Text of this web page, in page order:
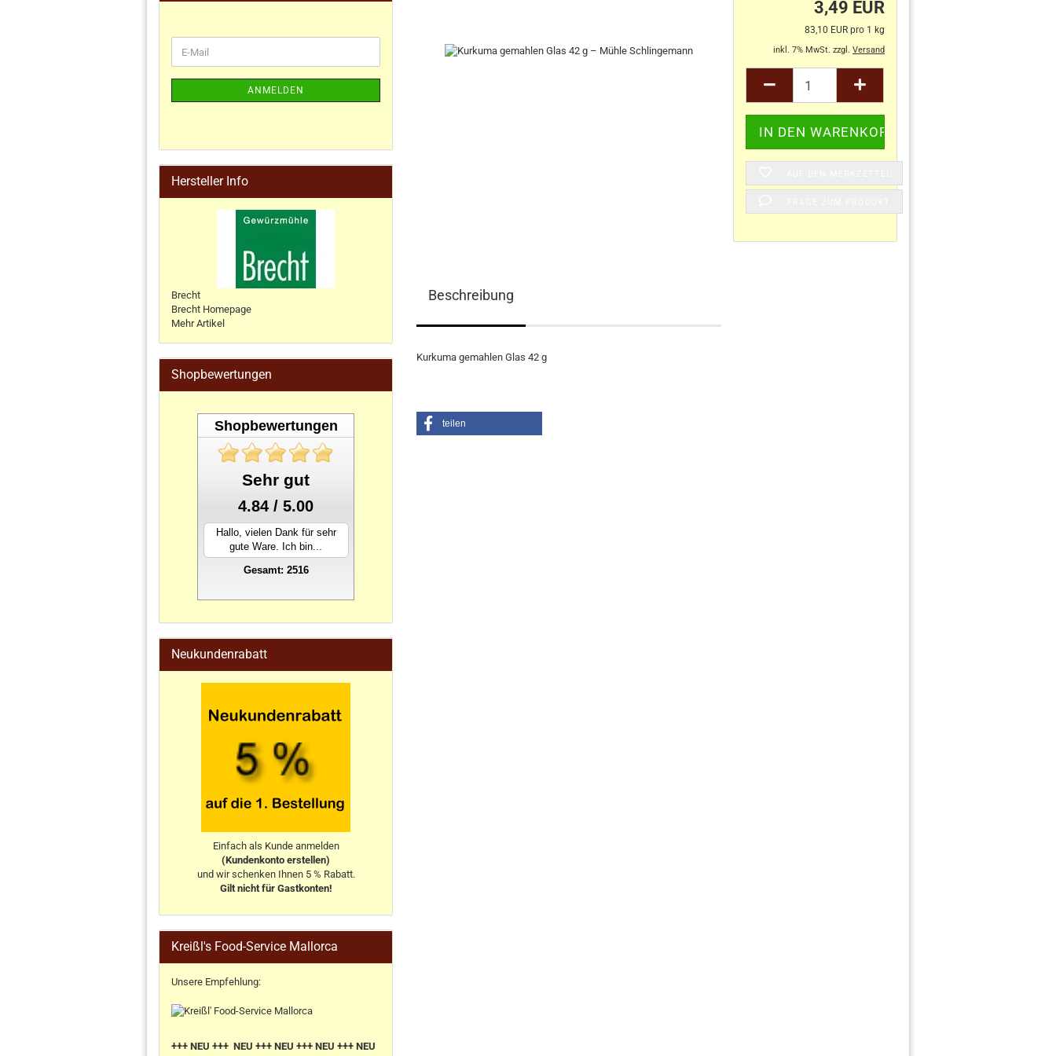
3,49 EUR
83,10 EUR pro 1 kg
inkl. 7% MwSt. zzgl. Versand
Beschreibung
Kurkuma gemahlen Glas 42 g
teilen
ANMELDEN
Hersteller Info
Brecht
Brecht Homepage
Mehr Artikel
Shopbewertungen
Shopbewertungen
Sehr gut
4.84 / 5.00
Hallo, vielen Dank für sehr
gute Ware. Ich bin...
Gesamt: 2516
Neukundenrabatt
Einfach als Kunde anmelden
(Kundenkonto erstellen)
und wir schenken Ihnen 5 % Rabatt.
Gilt nicht für Gastkonten!
Kreißl's Food-Service Mallorca
Unsere Empfehlung:
+++ NEU +++ NEU +++ NEU +++ NEU +++ NEU